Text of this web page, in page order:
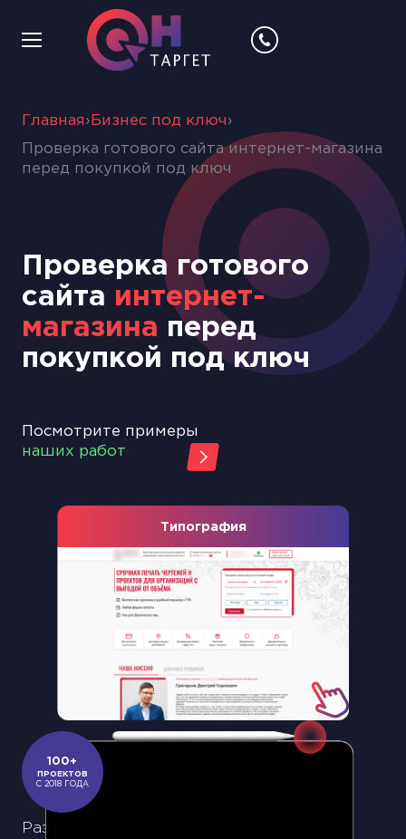
Главная › Бизнес под ключ ›
Проверка готового сайта интернет-магазина
перед покупкой под ключ
Проверка готового
сайта интернет-
магазина перед
покупкой под ключ
Разработка сайта интернет-магазина,
Посмотрите примеры
наших работ
Типография
100+
ПРОЕКТОВ
С 2018 ГОДА